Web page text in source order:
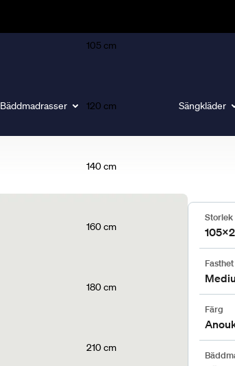
Bäddmadrasser
105 cm
120 cm
140 cm
160 cm
180 cm
210 cm
Sängkläder
Storlek
Fasthet
Färg